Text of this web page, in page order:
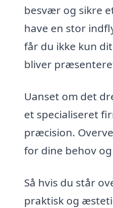
besvær og sikre
have en stor
får du ikke kun
bliver
Uanset om det
et specialiseret
præcision.
for dine behov
Så hvis du står
praktisk og